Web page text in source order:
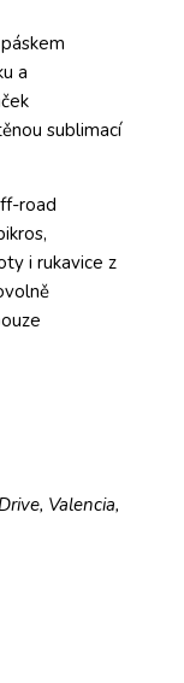
a
sublimací
road
i rukavice z
Valencia,